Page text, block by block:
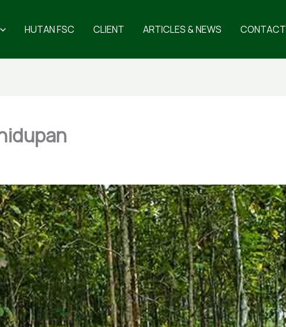
HUTAN FSC CLIENT ARTICLES & NEWS CONTACT